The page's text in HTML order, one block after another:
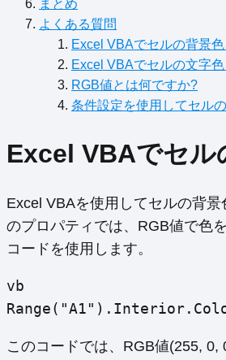
まとめ
よくある質問
Excel VBAでセルの背景
Excel VBAでセルの文字
RGB値とは何ですか?
条件設定を使用してセル
Excel VBAでセル
Excel VBAを使用してセルの背景
のプロパティでは、RGB値で色
コードを使用します。
vb
このコードでは、RGB値(255,